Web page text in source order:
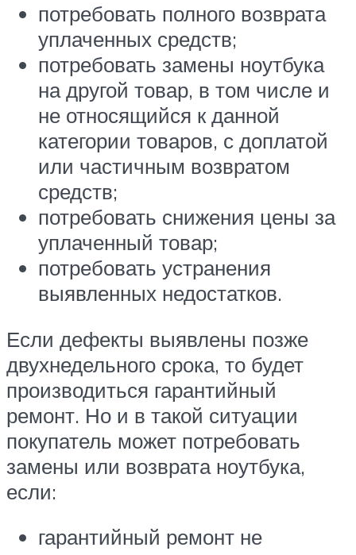
потребовать полного возврата
уплаченных средств;
потребовать замены ноутбука
на другой товар, в том числе и
не относящийся к данной
категории товаров, с доплатой
или частичным возвратом
средств;
потребовать снижения цены за
уплаченный товар;
потребовать устранения
выявленных недостатков.
Если дефекты выявлены позже
двухнедельного срока, то будет
производиться гарантийный
ремонт. Но и в такой ситуации
покупатель может потребовать
замены или возврата ноутбука,
если:
гарантийный ремонт не